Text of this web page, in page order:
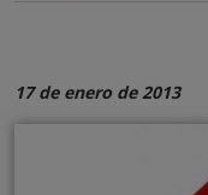
17 de enero de 2013